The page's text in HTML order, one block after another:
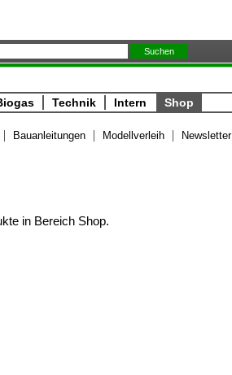
Technik Intern Shop
Bauanleitungen Modellverleih Newsletter
in Bereich Shop.